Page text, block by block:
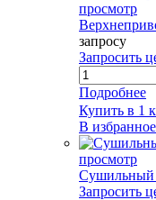
просмотр
запросу
Запросить
Подробнее
Купить в 1
В избранное
просмотр
Сушильный
Запросить